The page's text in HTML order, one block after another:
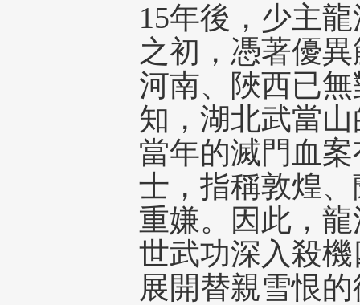
15年後，少主
之初，憑著優
河南、陜西已
知，湖北武當
當年的滅門血
士，指稱敦煌
重嫌。因此，
世武功深入殺
展開替親雪恨